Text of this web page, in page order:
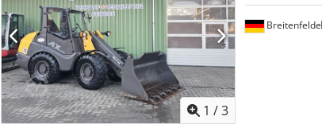
1 /3
Breitenfelde